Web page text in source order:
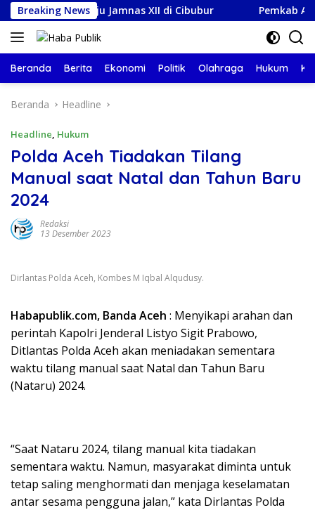
Langsung
ke
konten
Breaking News
Menuju Jamnas XII di Cibubur Pemkab Aceh
Beranda Berita Ekonomi Politik Olahraga Hukum
Beranda Headline
Headline, Hukum
Polda Aceh Tiadakan Tilang
Manual saat Natal dan Tahun Baru
2024
Redaksi
13 Desember 2023
Dirlantas Polda Aceh, Kombes M Iqbal Alqudusy.
Habapublik.com, Banda Aceh : Menyikapi arahan dan
perintah Kapolri Jenderal Listyo Sigit Prabowo,
Ditlantas Polda Aceh akan meniadakan sementara
waktu tilang manual saat Natal dan Tahun Baru
(Nataru) 2024.
“Saat Nataru 2024, tilang manual kita tiadakan
sementara waktu. Namun, masyarakat diminta untuk
tetap saling menghormati dan menjaga keselamatan
antar sesama pengguna jalan,” kata Dirlantas Polda